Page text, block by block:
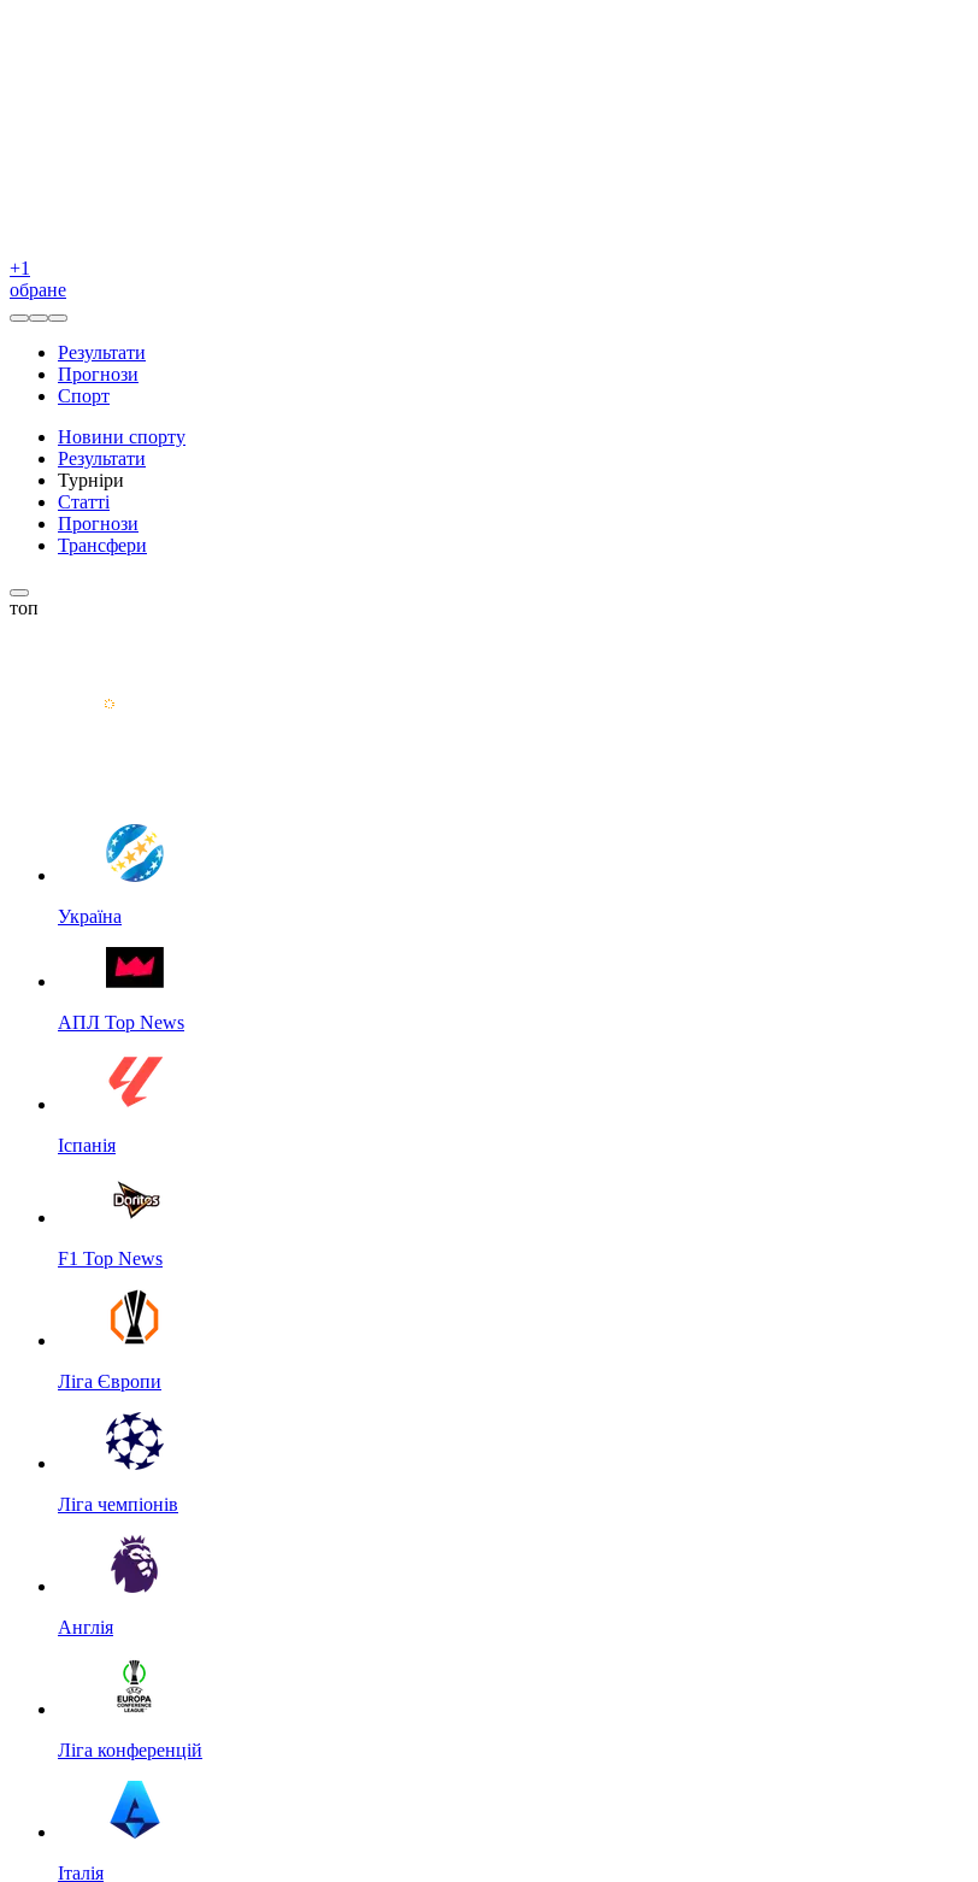
+1
обране
Результати
Прогнози
Спорт
Новини спорту
Результати
Турніри
Статті
Прогнози
Трансфери
топ
Україна
АПЛ Top News
Іспанія
F1 Top News
Ліга Європи
Ліга чемпіонів
Англія
Ліга конференцій
Італія